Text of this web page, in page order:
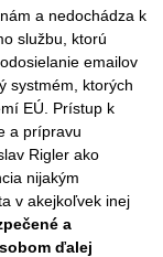
a nedochádza k
službu, ktorú
emailov
systmém, ktorých
EÚ. Prístup k
a prípravu
Rigler ako
nijakým
v akejkoľvek inej
a
ďalej